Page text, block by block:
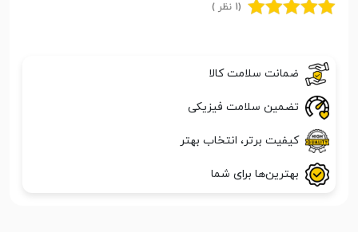
(1 نظر )
ضمانت سلامت کالا
تضمین سلامت فیزیکی
کیفیت برتر، انتخاب بهتر
بهترین‌ها برای شما